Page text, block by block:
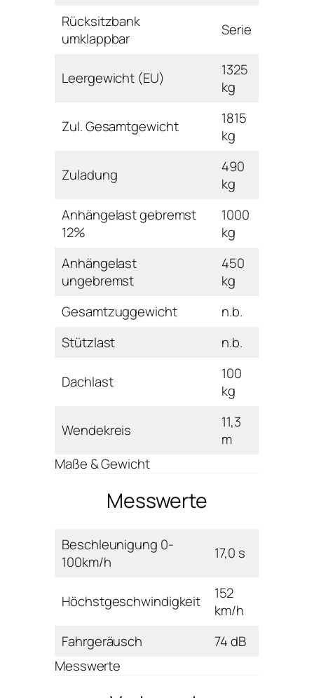
Rücksitzbank
umklappbar
Serie
Leergewicht (EU)
1325
kg
Zul. Gesamtgewicht
1815
kg
Zuladung
490
kg
Anhängelast gebremst
12%
1000
kg
Anhängelast
ungebremst
450
kg
Gesamtzuggewicht
n.b.
Stützlast
n.b.
Dachlast
100
kg
Wendekreis
11,3
m
Maße & Gewicht
Messwerte
Beschleunigung 0-
100km/h
17,0 s
Höchstgeschwindigkeit
152
km/h
Fahrgeräusch
74 dB
Messwerte